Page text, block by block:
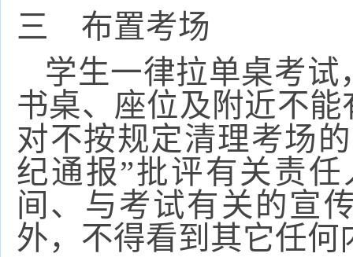
三 布置考场
学生一律拉单桌考
书桌、座位及附近不
对不按规定清理考场
纪通报”批评有关责
间、与考试有关的宣
外，不得看到其它任何